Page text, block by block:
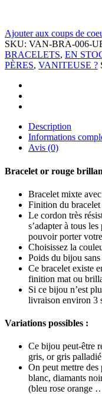
Ajouter aux coups de
SKU: VAN-BRA-006-
BRACELETS, EN
PÈRES, VANITEUSE ?
Description
Informations
Avis (0)
Bracelet or rouge
Bracelet mixte
Finition du
Le cordon très
s’adapter à tous
pouvoir porter
Choisissez la
Poids du bijou
Ce bracelet existe
finition mat ou
Si ce bijou n’est
livraison environ 3
Variations possibles :
Ce bijou peut-être
gris, or gris
On peut mettre des
blanc, diamants
(bleu rose orange